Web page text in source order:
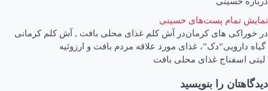
نمایش تمام پست‌های حسینی
در خوراکی های کرماندر آش کلم غذای محلی بافت , آش کلم کرمانی
راهبری
نوشته
گیاه دارویی”دک”، غذای مورد علاقه مردم بافت و ارزوئیه
لیتی اسفناج غذای محلی بافت
دیدگاهتان را بنویسید